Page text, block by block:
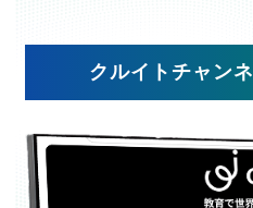
クルイトチャン